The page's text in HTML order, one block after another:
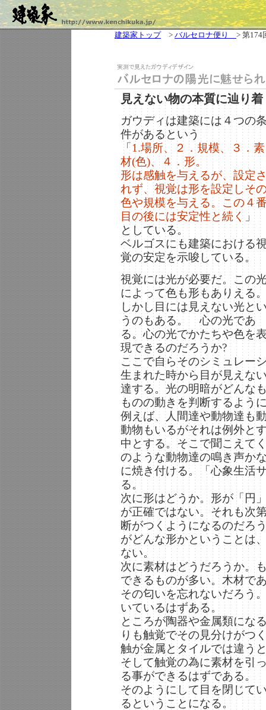
建築家トップ> バルセロナ便り > 第174
見えない物の本質に辿り
ガウディは建築には４つの
件があるという
「1.場所、２．規模、３．素
材(色)、４．形。
形は感触を与えるが、設定
れず、視覚は形を設定しそ
色や規模を与える。この４
目の後には安定性と続く 」
としている。
ベルゴスにも建築における
覚の安定を示唆している。
視覚には光が必要だ。この
によって色も形もありえる
しかし目には見えない光と
うのもある。 心の光であ
る。心の光でかたちや色を
現できるのだろうか?
ここで自らそのシミュレー
生まれた時から目が見えな
達する。光の明暗がどんな
ものの動きを判断するよう
例えば、人間達や動物達も
動物もいるがそれは例外と
中とする。そこで聞こえて
のような動物達の鳴き声か
に焼き付ける。「心象生活
る。
次に形はどうか。形が「円
が正確ではない。それも次
断がつくようになるのだろ
がどんな形かということは
ない。
次に素材はどうだろうか。
できるものが多い。木材で
その匂いを忘れないだろう
いているはずある。
ところが陶器や金属類にな
りも触覚でその見分けがつ
触が金属とタイルでは違う
そして触覚の為に素材を引
る事ができるはずである。
そのようにして目を閉じて
るということになる。